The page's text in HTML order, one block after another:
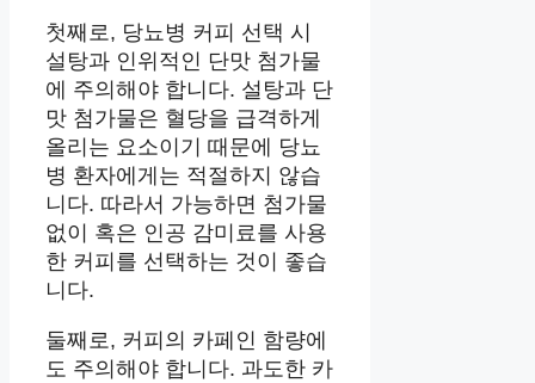
첫째로, 당뇨병 커피 선택 시
설탕과 인위적인 단맛 첨가물
에 주의해야 합니다. 설탕과 단
맛 첨가물은 혈당을 급격하게
올리는 요소이기 때문에 당뇨
병 환자에게는 적절하지 않습
니다. 따라서 가능하면 첨가물
없이 혹은 인공 감미료를 사용
한 커피를 선택하는 것이 좋습
니다.
둘째로, 커피의 카페인 함량에
도 주의해야 합니다. 과도한 카